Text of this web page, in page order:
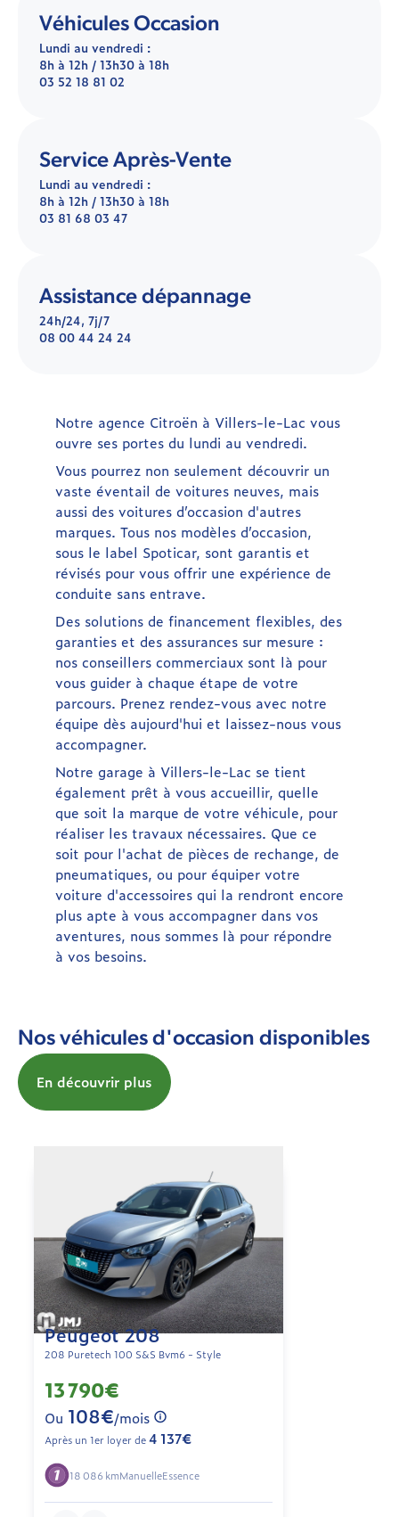
Véhicules Occasion
Lundi au vendredi :
8h à 12h / 13h30 à 18h
03 52 18 81 02
Service Après-Vente
Lundi au vendredi :
8h à 12h / 13h30 à 18h
03 81 68 03 47
Assistance dépannage
24h/24, 7j/7
08 00 44 24 24
Notre agence Citroën à Villers-le-Lac vous
ouvre ses portes du lundi au vendredi.
Vous pourrez non seulement découvrir un
vaste éventail de voitures neuves, mais
aussi des voitures d’occasion d'autres
marques. Tous nos modèles d’occasion,
sous le label Spoticar, sont garantis et
révisés pour vous offrir une expérience de
conduite sans entrave.
Des solutions de financement flexibles, des
garanties et des assurances sur mesure :
nos conseillers commerciaux sont là pour
vous guider à chaque étape de votre
parcours. Prenez rendez-vous avec notre
équipe dès aujourd'hui et laissez-nous vous
accompagner.
Notre garage à Villers-le-Lac se tient
également prêt à vous accueillir, quelle
que soit la marque de votre véhicule, pour
réaliser les travaux nécessaires. Que ce
soit pour l'achat de pièces de rechange, de
pneumatiques, ou pour équiper votre
voiture d'accessoires qui la rendront encore
plus apte à vous accompagner dans vos
aventures, nous sommes là pour répondre
à vos besoins.
Nos véhicules d'occasion disponibles
En découvrir plus
Peugeot 208
208 Puretech 100 S&S Bvm6 - Style
13 790€
Ou 108€/mois
Après un 1er loyer de4 137€
18 086 kmManuelleEssence